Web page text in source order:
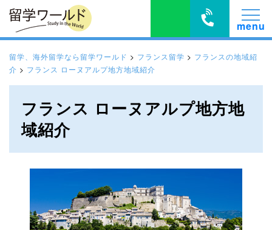
留学、海外留学なら留学ワールド > フランス留学 > フランスの地域紹
介 > フランス ローヌアルプ地方地域紹介
フランス ローヌアルプ地方地
域紹介